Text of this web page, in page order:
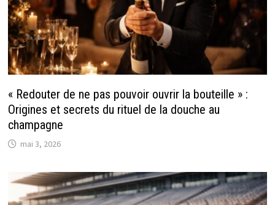
« Redouter de ne pas pouvoir ouvrir la bouteille » :
Origines et secrets du rituel de la douche au
champagne
mai 3, 2026